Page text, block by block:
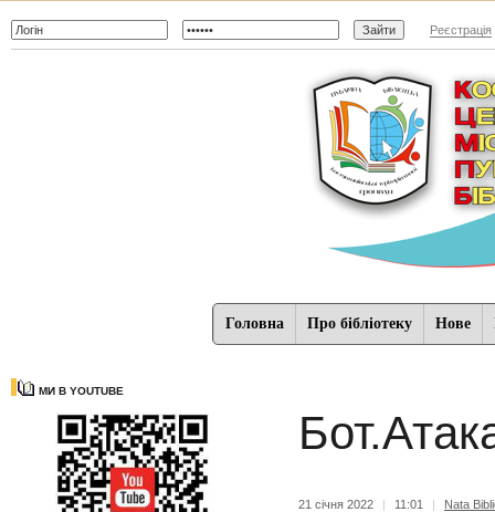
Реєстрація
Головна Про бібліотеку Нове
МИ В YOUTUBE
21 січня 2022 | 11:01 | Nata